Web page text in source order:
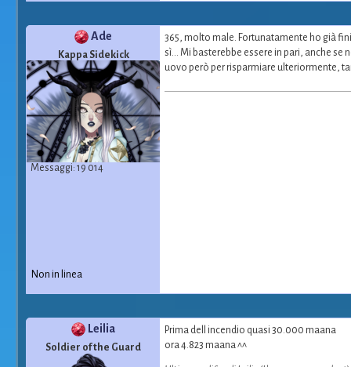
Ade
Kappa Sidekick
Messaggi: 19 014
365, molto male. Fortunatamente ho già
sì... Mi basterebbe essere in pari, anche
uovo però per risparmiare ulteriormente,
Non in linea
Leilia
Soldier of the Guard
Prima dell incendio quasi 30.000 maana
ora 4.823 maana ^^